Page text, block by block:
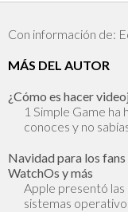
Con información de:
MÁS DEL AUTOR
¿Cómo es hacer
1 Simple Game ha
conoces y no
Navidad para los fans
WatchOs y más
Apple presentó las
sistemas